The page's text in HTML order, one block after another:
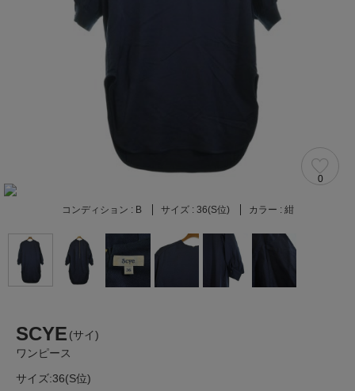
0
コンディション : B サイズ : 36(S位) カラー : 紺
SCYE (サイ)
ワンピース
サイズ:36(S位)